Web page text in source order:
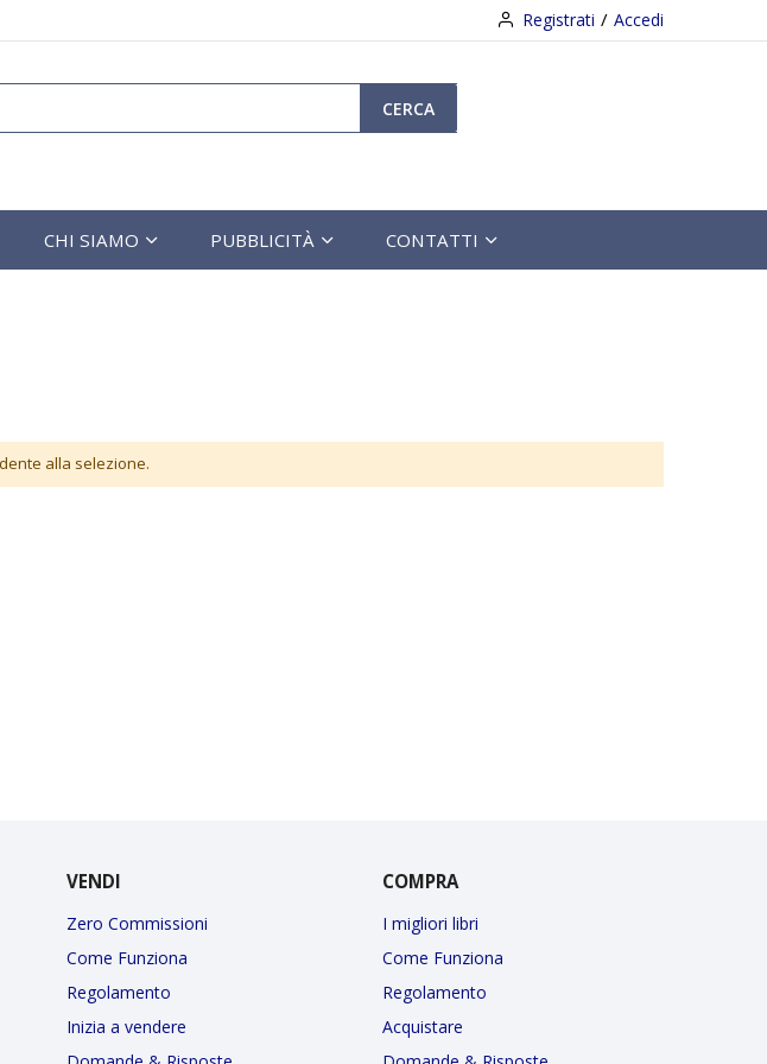
Registrati Accedi
CERCA
CHI SIAMO PUBBLICITÀ CONTATTI
alla selezione.
VENDI
Zero Commissioni
Come Funziona
Regolamento
Inizia a vendere
COMPRA
I migliori libri
Come Funziona
Regolamento
Acquistare